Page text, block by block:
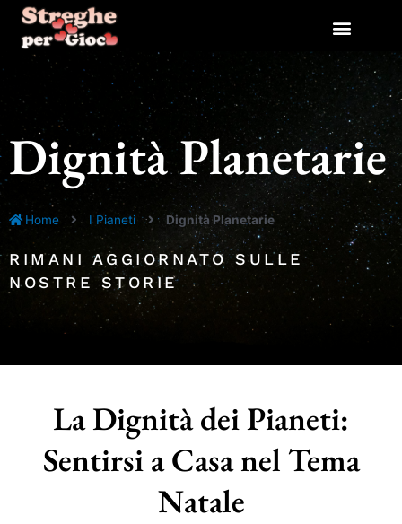
contenuto
Dignità Planetarie
Home I Pianeti Dignità Planetarie
RIMANI AGGIORNATO SULLE
NOSTRE STORIE
La Dignità dei Pianeti:
Sentirsi a Casa nel Tema
Natale